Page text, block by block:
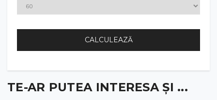
CALCULEAZĂ
TE-AR PUTEA INTERESA ȘI ...